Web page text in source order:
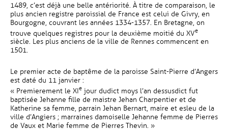
1489, c’est déjà une belle antériorité. À titre de comparaison, le
plus ancien registre paroissial de France est celui de Givry, en
Bourgogne, couvrant les années 1334-1357. En Bretagne, on
trouve quelques registres pour la deuxième moitié du XVe
siècle. Les plus anciens de la ville de Rennes commencent en
1501.
Le premier acte de baptême de la paroisse Saint-Pierre d’Angers
est daté du 11 janvier :
« Premierement le XIe jour dudict moys l’an dessusdict fut
baptisée Jehanne fille de maistre Jehan Charpentier et de
Katherine sa femme, parrain Jehan Bernart, maire et esleu de la
ville d’Angiers ; marraines damoiselle Jehanne femme de Pierres
de Vaux et Marie femme de Pierres Thevin. »